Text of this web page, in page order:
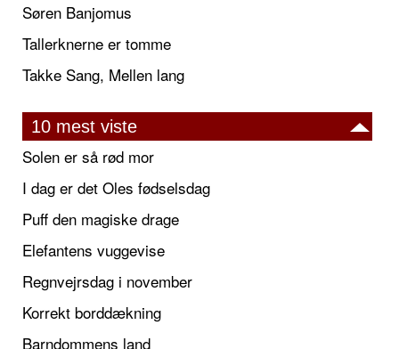
Søren Banjomus
Tallerknerne er tomme
Takke Sang, Mellen lang
10 mest viste
Solen er så rød mor
I dag er det Oles fødselsdag
Puff den magiske drage
Elefantens vuggevise
Regnvejrsdag i november
Korrekt borddækning
Barndommens land